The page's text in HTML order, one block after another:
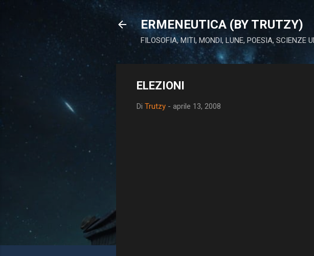
ERMENEUTICA (BY TRUTZY)
FILOSOFIA, MITI, MONDI, LUNE, POESIA, SCIENZE
ELEZIONI
Di Trutzy - aprile 13, 2008